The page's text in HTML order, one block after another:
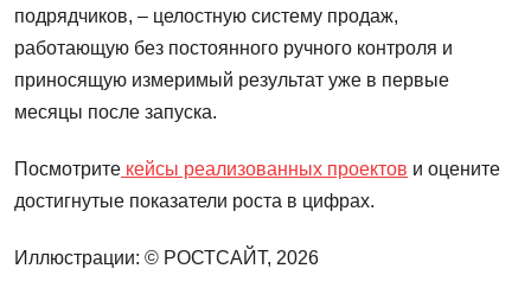
подрядчиков, – целостную систему продаж,
работающую без постоянного ручного контроля и
приносящую измеримый результат уже в первые
месяцы после запуска.
Посмотрите кейсы реализованных проектов и оцените
достигнутые показатели роста в цифрах.
Иллюстрации: © РОСТСАЙТ, 2026